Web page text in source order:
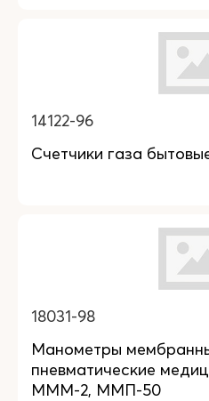
14122-96
Счетчики газа
18031-98
Манометры
пневматические
МММ-2, ММП-50